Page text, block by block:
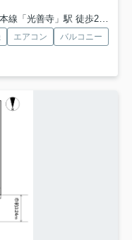
線「光善寺」駅 徒歩25分
エアコン
バルコニー